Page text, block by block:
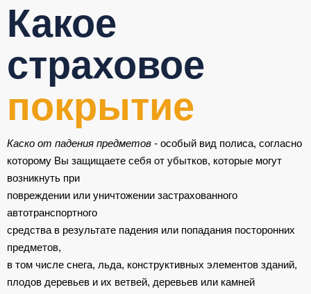
Какое
страховое
покрытие
Каско от падения предметов - особый вид полиса, согласно
которому Вы защищаете себя от убытков, которые могут
возникнуть при
повреждении или уничтожении застрахованного
автотранспортного
средства в результате падения или попадания посторонних
предметов,
в том числе снега, льда, конструктивных элементов зданий,
плодов деревьев и их ветвей, деревьев или камней